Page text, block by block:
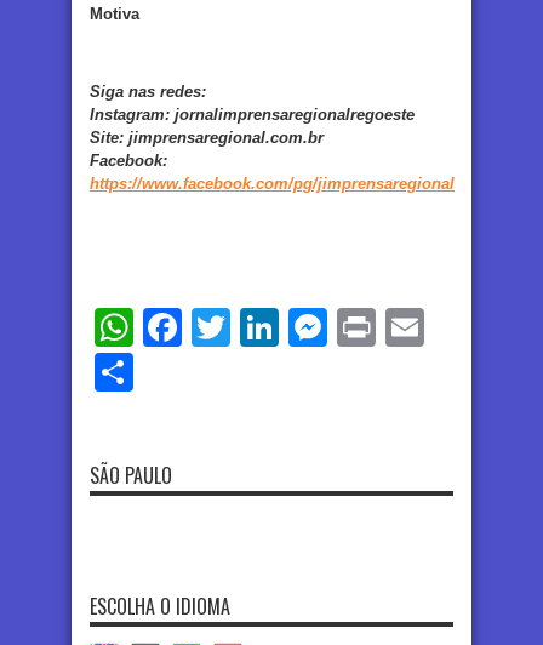
Motiva
Siga nas redes:
Instagram: jornalimprensaregionalregoeste
Site: jimprensaregional.com.br
Facebook:
https://www.facebook.com/pg/jimprensaregional
WhatsApp
Facebook
TwitterLinkedIn
Messenger
Print
SÃO PAULO
ESCOLHA O IDIOMA